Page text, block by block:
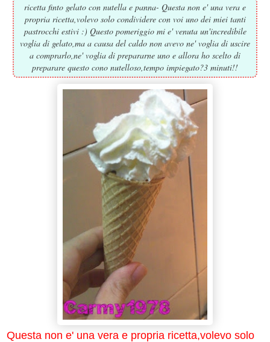
ricetta finto gelato con nutella e panna- Questa non e' una vera e
propria ricetta,volevo solo condividere con voi uno dei miei tanti
pastrocchi estivi :) Questo pomeriggio mi e' venuta un'incredibile
voglia di gelato,ma a causa del caldo non avevo ne' voglia di uscire
a comprarlo,ne' voglia di prepararne uno e allora ho scelto di
preparare questo cono nutelloso,tempo impiegato?3 minuti!!
Questa non e' una vera e propria ricetta,volevo solo